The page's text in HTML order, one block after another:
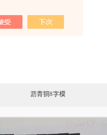
沥青铜8字模